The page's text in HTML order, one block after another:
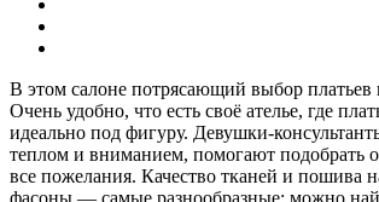
В этом салоне потрясающий выбор платьев
Очень удобно, что есть своё ателье, где
идеально под фигуру. Девушки-
теплом и вниманием, помогают подобрать
все пожелания. Качество тканей и пошива
фасоны — самые разнообразные: можно